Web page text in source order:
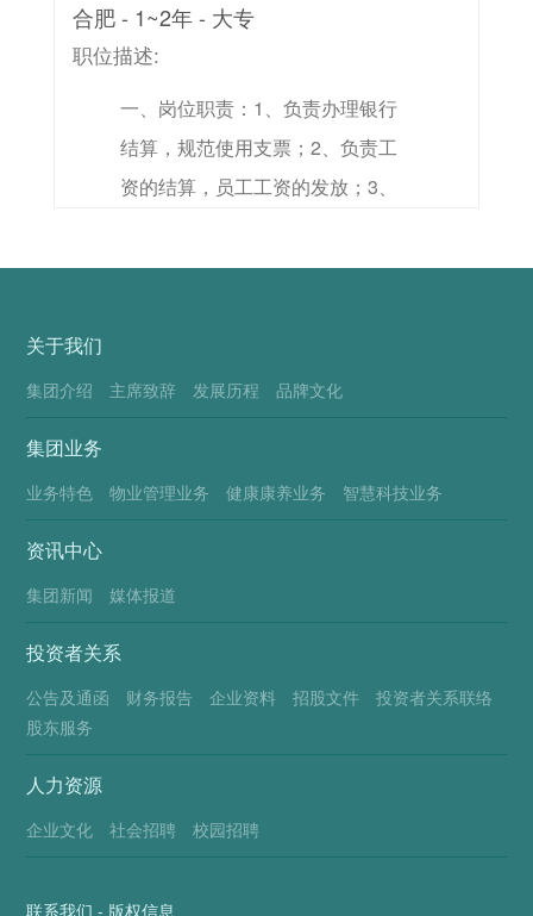
成领导交办的其他工作。二、任职
要求：1、护理及相关专业中专及
以上学历；2、一年以上工作经
验，有可变更护士上岗证；3、具
有责任心，有良好的沟通协调能
合肥 - 1~2年 - 大专
职位描述:
一、岗位职责：1、负责办理银行
结算，规范使用支票；2、负责工
资的结算，员工工资的发放；3、
和储存管理；4、负责保管财务
审核报销单据、发票等原始凭证，
手续完备、单证齐全。二、任职要
解会计准则以及相关的财务、税务
等法律法规，熟悉银行结算业务；
关于我们
集团介绍 主席致辞 发展历程 品牌文化
集团业务
业务特色 物业管理业务 健康康养业务 智慧科技业务
资讯中心
集团新闻 媒体报道
投资者关系
公告及通函 财务报告 企业资料 招股文件
投资者关系联络
股东服务
人力资源
企业文化 社会招聘 校园招聘
联系我们 - 版权信息